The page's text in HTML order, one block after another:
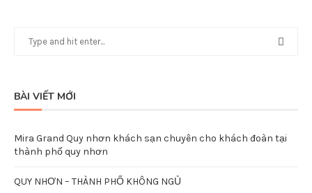
BÀI VIẾT MỚI
Mira Grand Quy nhơn khách sạn chuyên cho khách đoàn tại
thành phố quy nhơn
QUY NHƠN – THÀNH PHỐ KHÔNG NGỦ